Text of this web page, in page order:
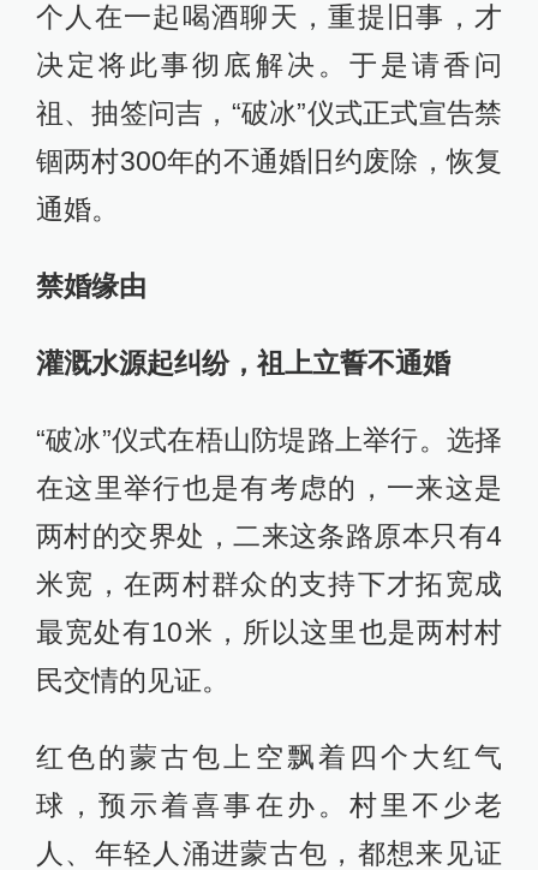
个人在一起喝酒聊天，重提旧事，才
决定将此事彻底解决。于是请香问
祖、抽签问吉，“破冰”仪式正式宣告禁
锢两村300年的不通婚旧约废除，恢复
通婚。
禁婚缘由
灌溉水源起纠纷，祖上立誓不通婚
“破冰”仪式在梧山防堤路上举行。选择
在这里举行也是有考虑的，一来这是
两村的交界处，二来这条路原本只有4
米宽，在两村群众的支持下才拓宽成
最宽处有10米，所以这里也是两村村
民交情的见证。
红色的蒙古包上空飘着四个大红气
球，预示着喜事在办。村里不少老
人、年轻人涌进蒙古包，都想来见证